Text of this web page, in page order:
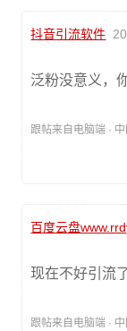
抖音引流软件
泛粉没意义，
跟帖来自电脑端 ·
百度云盘
现在不好引流
跟帖来自电脑端 ·